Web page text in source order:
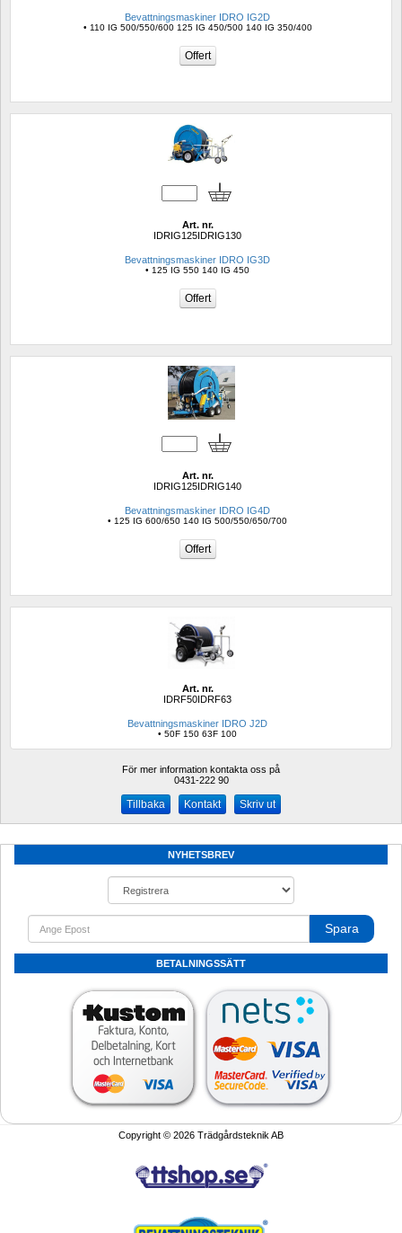
Bevattningsmaskiner IDRO IG2D
• 110 IG 500/550/600 125 IG 450/500 140 IG 350/400
Art. nr.
IDRIG125IDRIG130
Bevattningsmaskiner IDRO IG3D
• 125 IG 550 140 IG 450
Art. nr.
IDRIG125IDRIG140
Bevattningsmaskiner IDRO IG4D
• 125 IG 600/650 140 IG 500/550/650/700
Art. nr.
IDRF50IDRF63
Bevattningsmaskiner IDRO J2D
• 50F 150 63F 100
För mer information kontakta oss på
0431-222 90
Kontakt Skriv ut
NYHETSBREV
Spara
BETALNINGSSÄTT
Copyright © 2026 Trädgårdsteknik AB